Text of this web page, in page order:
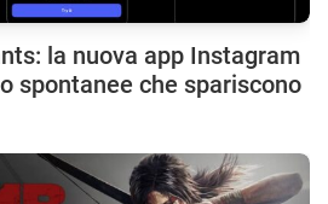
la nuova app Instagram
spontanee che spariscono